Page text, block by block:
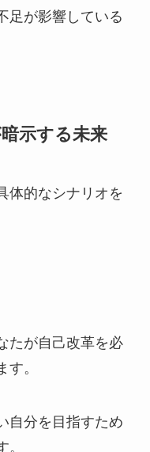
足が影響している
示する未来
体的なシナリオを
たが自己改革を必
。
自分を目指すため